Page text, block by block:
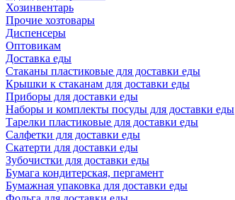
Хозинвентарь
Прочие хозтовары
Диспенсеры
Оптовикам
Доставка еды
Стаканы пластиковые для доставки еды
Крышки к стаканам для доставки еды
Приборы для доставки еды
Наборы и комплекты посуды для доставки еды
Тарелки пластиковые для доставки еды
Салфетки для доставки еды
Скатерти для доставки еды
Зубочистки для доставки еды
Бумага кондитерская, пергамент
Бумажная упаковка для доставки еды